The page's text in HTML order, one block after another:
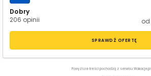
Dobry
206 opinii
od
SPRAWDŹ OFERTĘ
Powyższe treści pochodzą z serwisu Wakacje.pl